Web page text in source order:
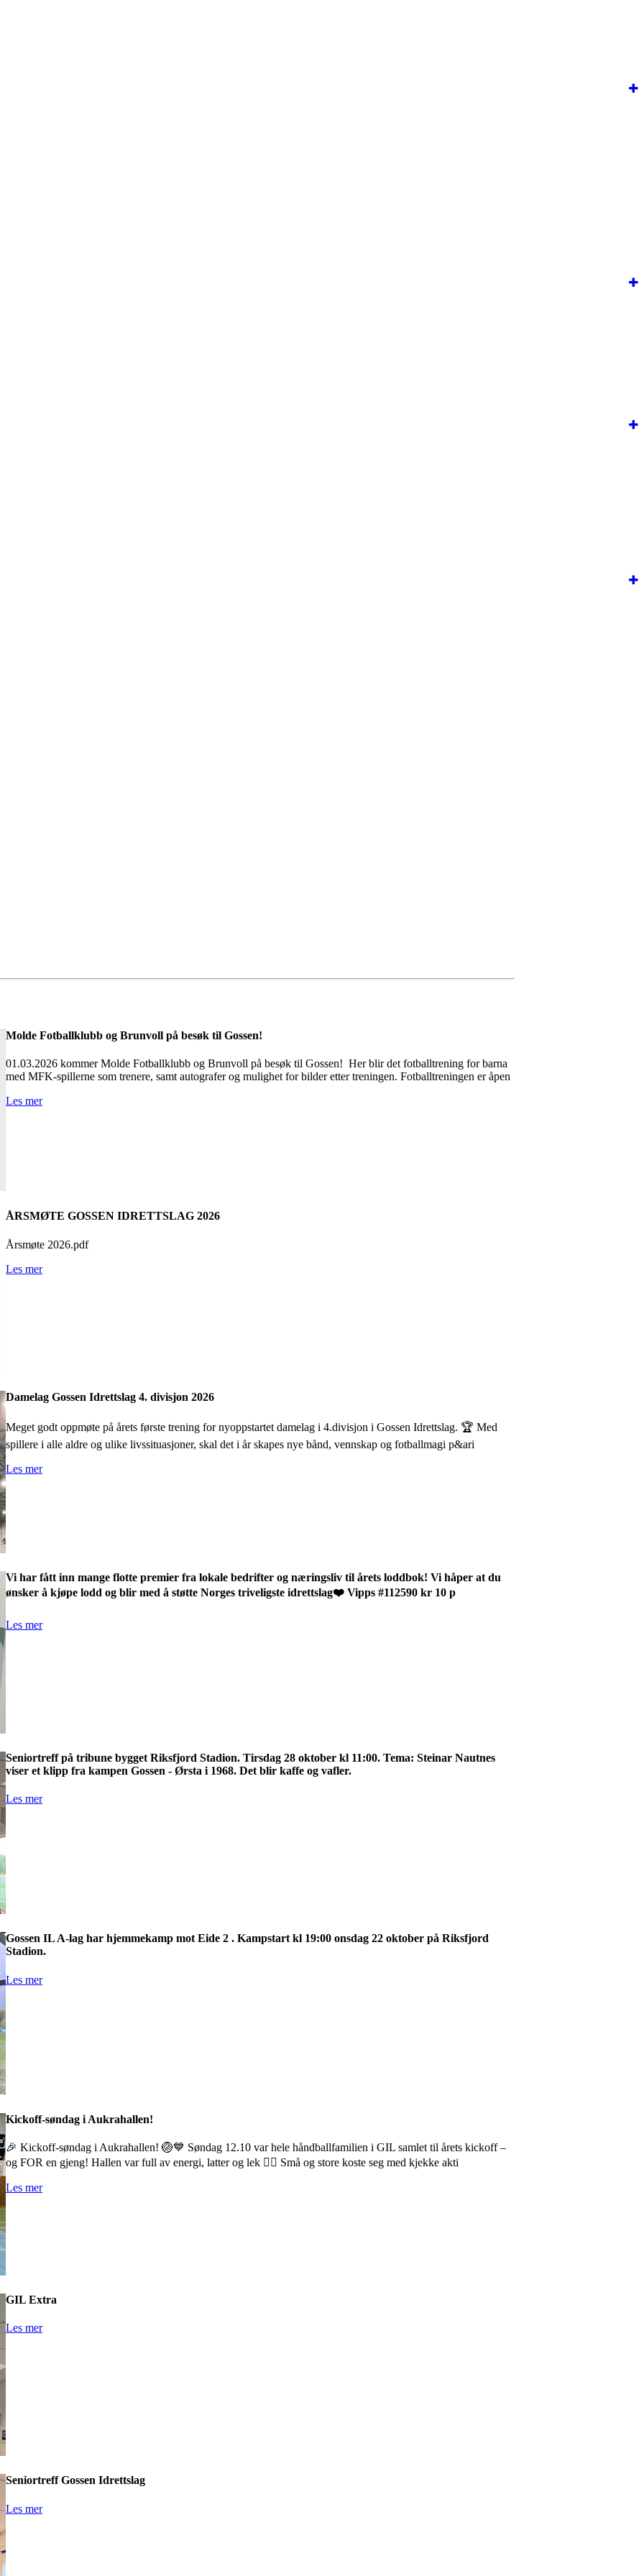
Molde Fotballklubb og Brunvoll på besøk til Gossen!
01.03.2026 kommer Molde Fotballklubb og Brunvoll på besøk til Gossen! Her blir det fotballtrening for barna
med MFK-spillerne som trenere, samt autografer og mulighet for bilder etter treningen. Fotballtreningen er åpen
Les mer
ÅRSMØTE GOSSEN IDRETTSLAG 2026
Årsmøte 2026.pdf
Les mer
Damelag Gossen Idrettslag 4. divisjon 2026
Meget godt oppmøte på årets første trening for nyoppstartet damelag i 4.divisjon i Gossen Idrettslag. 🏆 Med
spillere i alle aldre og ulike livssituasjoner, skal det i år skapes nye bånd, vennskap og fotballmagi p&ari
Les mer
Vi har fått inn mange flotte premier fra lokale bedrifter og næringsliv til årets loddbok! Vi håper at du
ønsker å kjøpe lodd og blir med å støtte Norges triveligste idrettslag❤️ Vipps #112590 kr 10 p
Les mer
Seniortreff på tribune bygget Riksfjord Stadion. Tirsdag 28 oktober kl 11:00. Tema: Steinar Nautnes
viser et klipp fra kampen Gossen - Ørsta i 1968. Det blir kaffe og vafler.
Les mer
Gossen IL A-lag har hjemmekamp mot Eide 2 . Kampstart kl 19:00 onsdag 22 oktober på Riksfjord
Stadion.
Les mer
Kickoff-søndag i Aukrahallen!
🎉 Kickoff-søndag i Aukrahallen! 🏐💙 Søndag 12.10 var hele håndballfamilien i GIL samlet til årets kickoff –
og FOR en gjeng! Hallen var full av energi, latter og lek 🤾‍♀️ Små og store koste seg med kjekke akti
Les mer
GIL Extra
Les mer
Seniortreff Gossen Idrettslag
Les mer